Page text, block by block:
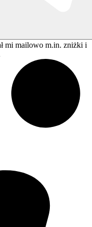
mi mailowo m.in. zniżki i